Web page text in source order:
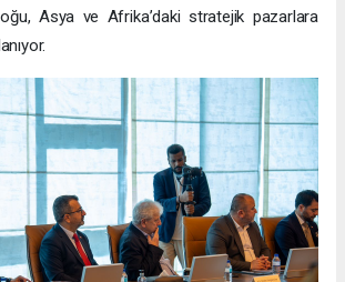
Asya ve Afrika’daki stratejik pazarlara